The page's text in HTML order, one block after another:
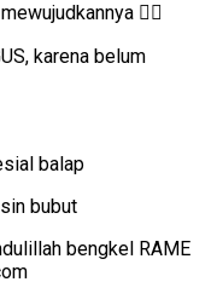
👇🏻
karena belum
balap
bubut
bengkel RAME